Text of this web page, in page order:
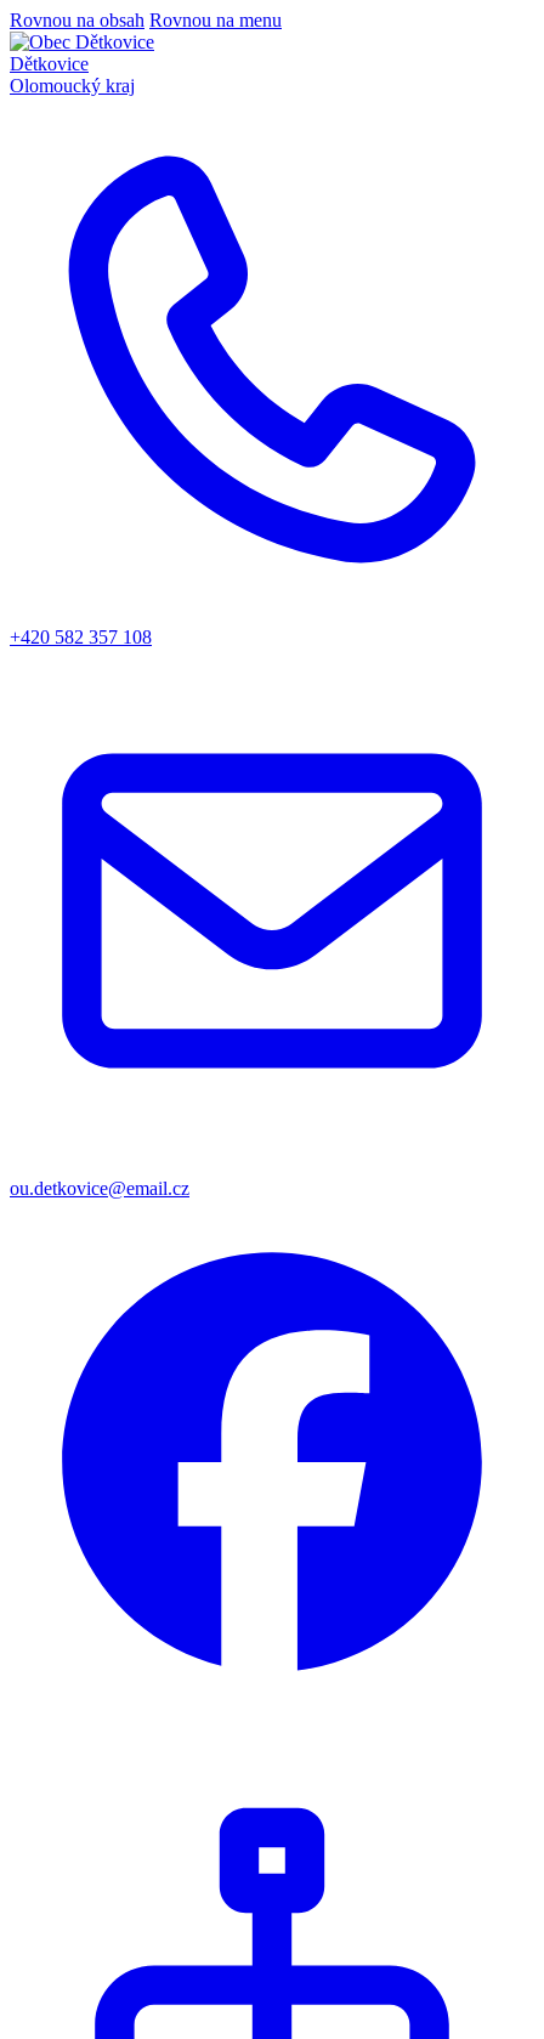
Rovnou na obsah Rovnou na menu
Dětkovice
Olomoucký kraj
+420 582 357 108
ou.detkovice@email.cz